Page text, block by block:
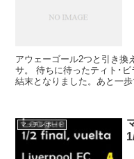
の流れは一変。後半にダメ
アウェーゴール2つと引き換
サ。 待ちに待ったティト･
結末となりました。あと一
マッチレポート